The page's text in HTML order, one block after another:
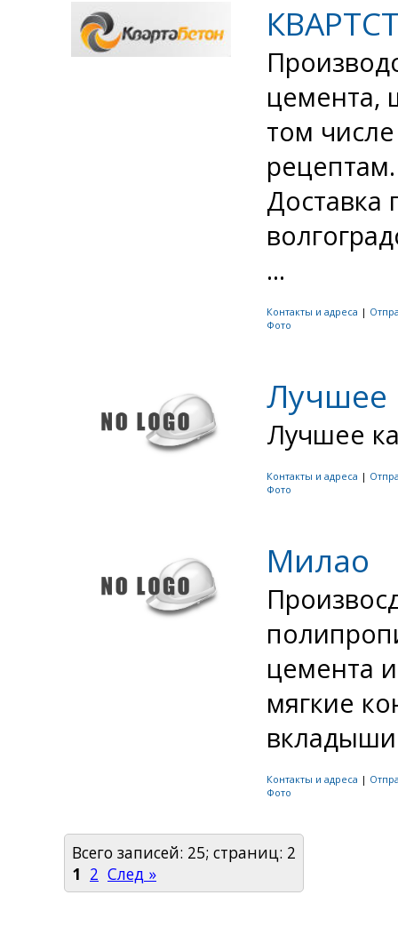
цемента,
том
Доставка
...
Контакты и адреса |
Фото
Лучшее
Лучшее
Контакты и адреса |
Фото
Милао
цемента
мягкие
Контакты и адреса |
Фото
Всего записей: 25; страниц: 2
1 2 След »